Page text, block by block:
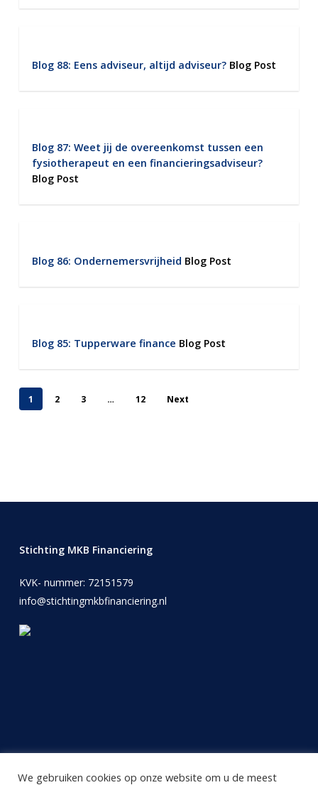
Blog 88: Eens adviseur, altijd adviseur? Blog Post
Blog 87: Weet jij de overeenkomst tussen een
fysiotherapeut en een financieringsadviseur?
Blog Post
Blog 86: Ondernemersvrijheid Blog Post
Blog 85: Tupperware finance Blog Post
1 2 3 … 12 Next
Stichting MKB Financiering
KVK- nummer: 72151579
info@stichtingmkbfinanciering.nl
We gebruiken cookies op onze website om u de meest